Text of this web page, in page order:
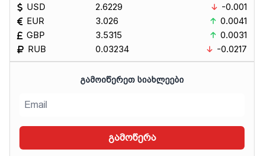
USD
EUR
GBP
RUB
2.6229
3.026
3.5315
0.03234
-0.001
0.0041
0.0031
-0.0217
ᲒᲐᲛᲝᲘᲬᲔᲠᲔᲗ ᲡᲘᲐᲮᲚᲔᲔᲑᲘ
გამოწერა